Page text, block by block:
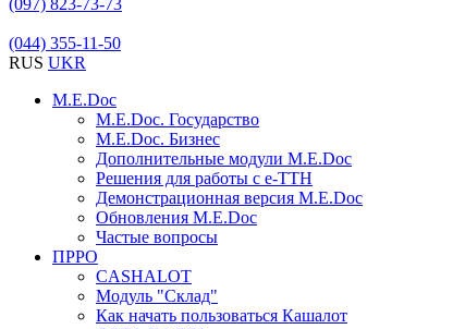
(097) 823-73-73
(044) 355-11-50
RUS UKR
M.E.Doc
M.E.Doc. Государство
M.E.Doc. Бизнес
Дополнительные модули M.E.Doc
Решения для работы с е-ТТН
Демонстрационная версия M.E.Doc
Обновления M.E.Doc
Частые вопросы
ПРРО
CASHALOT
Модуль "Склад"
Как начать пользоваться Кашалот